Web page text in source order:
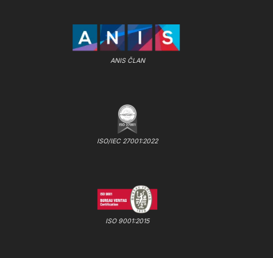
ANIS ČLAN
ISO/IEC 27001:2022
ISO 9001:2015